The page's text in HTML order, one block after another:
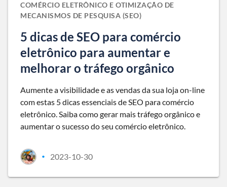
COMÉRCIO ELETRÔNICO E OTIMIZAÇÃO DE
MECANISMOS DE PESQUISA (SEO)
5 dicas de SEO para comércio
eletrônico para aumentar e
melhorar o tráfego orgânico
Aumente a visibilidade e as vendas da sua loja on-line
com estas 5 dicas essenciais de SEO para comércio
eletrônico. Saiba como gerar mais tráfego orgânico e
aumentar o sucesso do seu comércio eletrônico.
• 2023-10-30